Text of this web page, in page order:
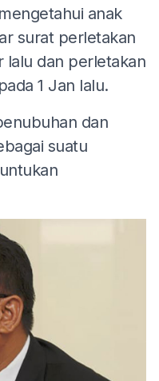
anak
surat perletakan
lalu dan perletakan
1 Jan lalu.
dan
suatu